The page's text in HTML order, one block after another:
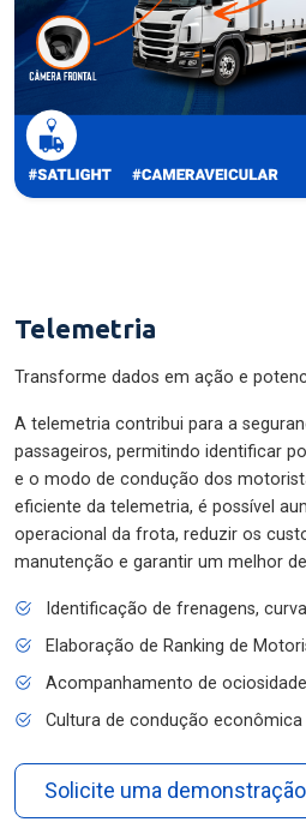
Telemetria
Transforme dados em ação e
A telemetria contribui para a
passageiros, permitindo identificar
e o modo de condução dos
eficiente da telemetria, é possível
operacional da frota, reduzir os
manutenção e garantir um melhor
Identificação de frenagens,
Elaboração de Ranking de
Acompanhamento de
Cultura de condução econômica
Solicite uma demonstração